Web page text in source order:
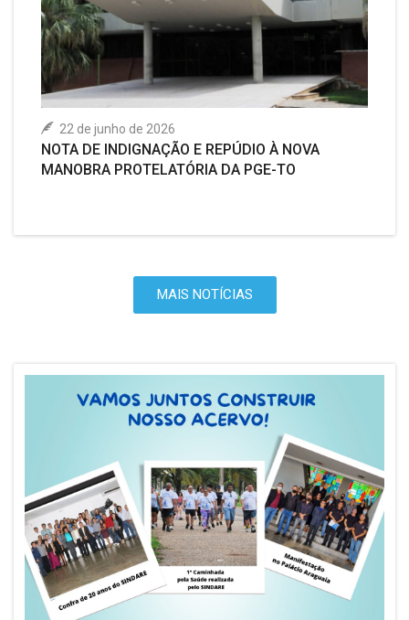
22 de junho de 2026
NOTA DE INDIGNAÇÃO E REPÚDIO À NOVA
MANOBRA PROTELATÓRIA DA PGE-TO
MAIS NOTÍCIAS